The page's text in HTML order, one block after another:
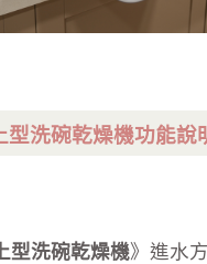
型洗碗乾燥機功能說
型洗碗乾燥機》進水